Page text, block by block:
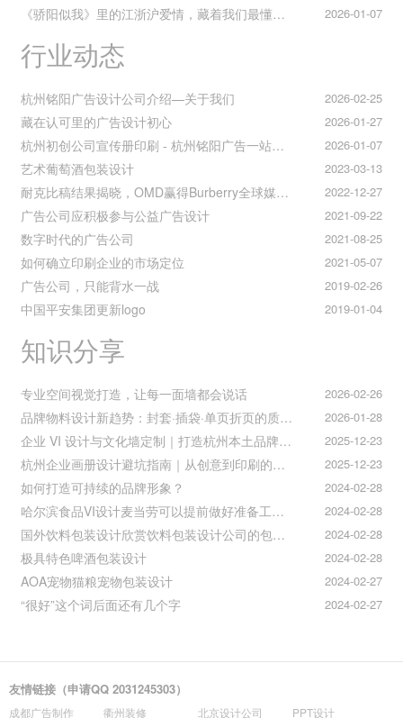
2026-01-07
《骄阳似我》里的江浙沪爱情，藏着我们最懂的温柔与默契
行业动态
2026-02-25
杭州铭阳广告设计公司介绍—关于我们
2026-01-27
藏在认可里的广告设计初心
2026-01-07
杭州初创公司宣传册印刷 - 杭州铭阳广告一站式解决方案
2023-03-13
艺术葡萄酒包装设计
2022-12-27
耐克比稿结果揭晓，OMD赢得Burberry全球媒介业务（转自广告狂人日报）
2021-09-22
广告公司应积极参与公益广告设计
2021-08-25
数字时代的广告公司
2021-05-07
如何确立印刷企业的市场定位
2019-02-26
广告公司，只能背水一战
2019-01-04
中国平安集团更新logo
知识分享
2026-02-26
专业空间视觉打造，让每一面墙都会说话
2026-01-28
品牌物料设计新趋势：封套·插袋·单页折页的质感升级之道
2025-12-23
企业 VI 设计与文化墙定制｜打造杭州本土品牌专属视觉符号
2025-12-23
杭州企业画册设计避坑指南｜从创意到印刷的全流程把控
2024-02-28
如何打造可持续的品牌形象？
2024-02-28
哈尔滨食品VI设计麦当劳可以提前做好准备工作促进挪动购买
2024-02-28
国外饮料包装设计欣赏饮料包装设计公司的包装设计
2024-02-28
极具特色啤酒包装设计
2024-02-27
AOA宠物猫粮宠物包装设计
2024-02-27
“很好”这个词后面还有几个字
友情链接（申请QQ 2031245303）
成都广告制作 衢州装修 北京设计公司 PPT设计